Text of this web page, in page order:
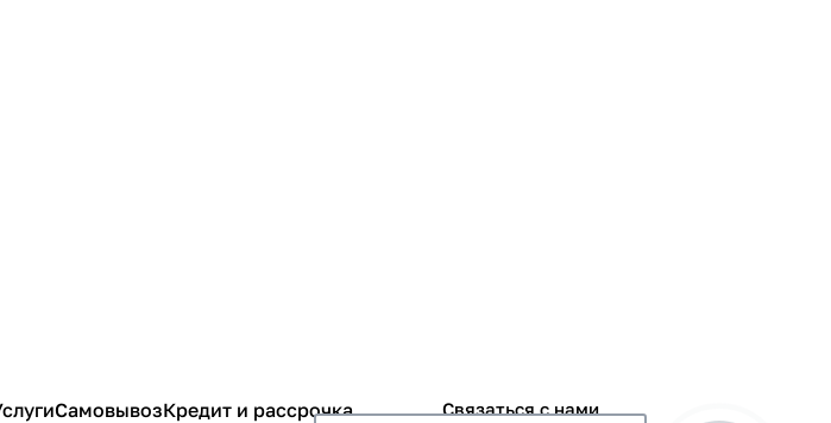
СамовывозКредит и рассрочка Связаться с нами